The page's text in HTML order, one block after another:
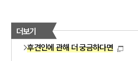
더보기
후견인에 관해 더 궁금하다면